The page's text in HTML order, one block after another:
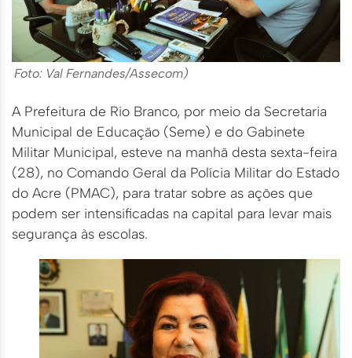
Foto: Val Fernandes/Assecom)
A Prefeitura de Rio Branco, por meio da Secretaria
Municipal de Educação (Seme) e do Gabinete
Militar Municipal, esteve na manhã desta sexta-feira
(28), no Comando Geral da Polícia Militar do Estado
do Acre (PMAC), para tratar sobre as ações que
podem ser intensificadas na capital para levar mais
segurança às escolas.